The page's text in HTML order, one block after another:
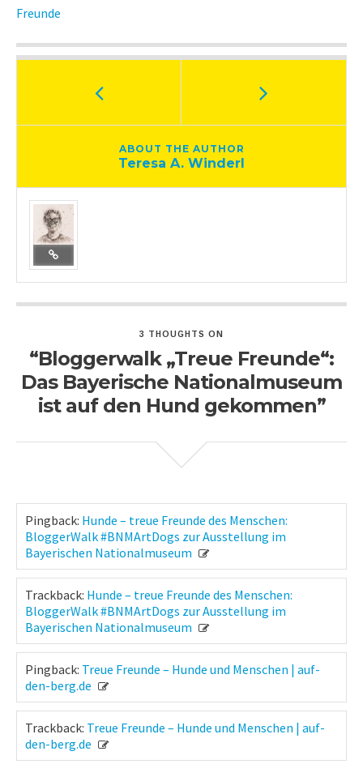
Freunde
ABOUT THE AUTHOR
Teresa A. Winderl
3 THOUGHTS ON
“Bloggerwalk „Treue Freunde“:
Das Bayerische Nationalmuseum
ist auf den Hund gekommen”
Pingback: Hunde – treue Freunde des Menschen:
BloggerWalk #BNMArtDogs zur Ausstellung im
Bayerischen Nationalmuseum
Trackback: Hunde – treue Freunde des Menschen:
BloggerWalk #BNMArtDogs zur Ausstellung im
Bayerischen Nationalmuseum
Pingback: Treue Freunde – Hunde und Menschen | auf-
den-berg.de
Trackback: Treue Freunde – Hunde und Menschen | auf-
den-berg.de